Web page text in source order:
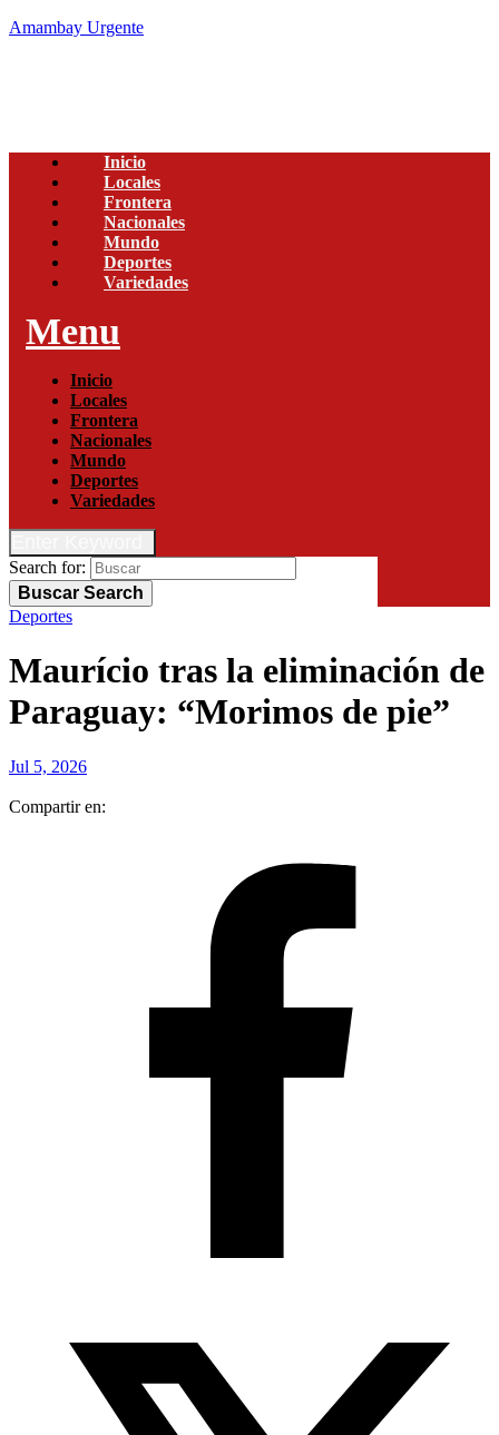
Amambay Urgente
Inicio
Locales
Frontera
Nacionales
Mundo
Deportes
Variedades
Menu
Inicio
Locales
Frontera
Nacionales
Mundo
Deportes
Variedades
Search for:
Buscar Search
Deportes
Maurício tras la eliminación de
Paraguay: “Morimos de pie”
Jul 5, 2026
Compartir en: